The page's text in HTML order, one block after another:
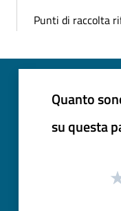
Punti di raccolta
Quanto
su questa